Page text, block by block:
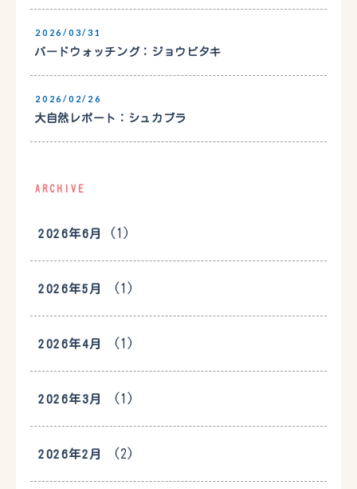
2026/03/31
バードウォッチング：ジョウビタキ
2026/02/26
大自然レポート：シュカブラ
ARCHIVE
2026年6月 (1)
2026年5月 (1)
2026年4月 (1)
2026年3月 (1)
2026年2月 (2)